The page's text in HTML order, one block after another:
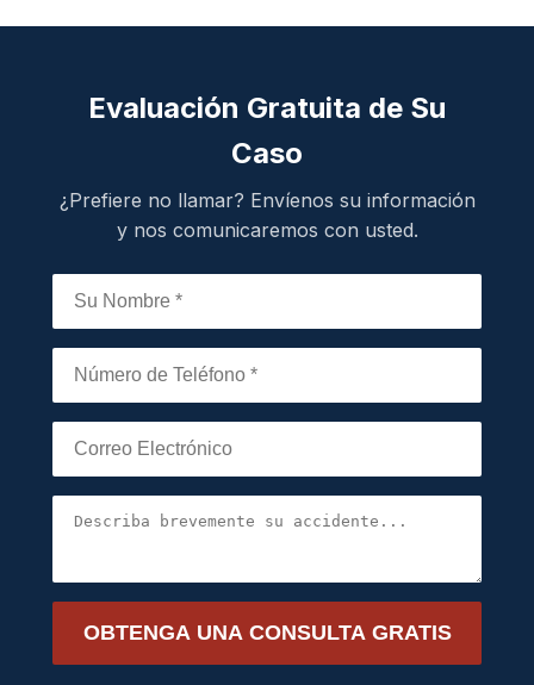
Evaluación Gratuita de Su
Caso
¿Prefiere no llamar? Envíenos su información
y nos comunicaremos con usted.
OBTENGA UNA CONSULTA GRATIS